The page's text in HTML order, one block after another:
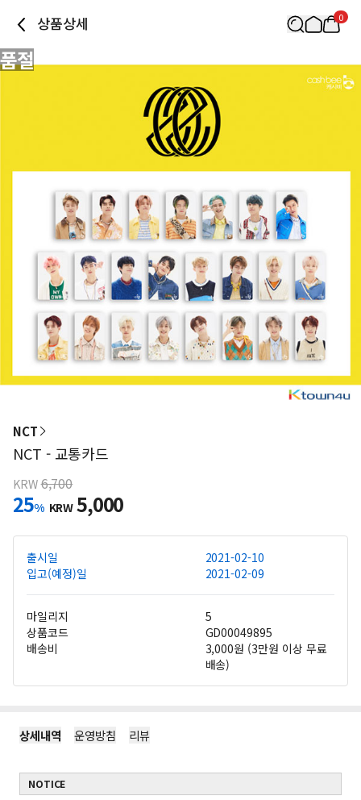
상품상세 0
품절
NCT
NCT - 교통카드
KRW 6,700
25% KRW 5,000
출시일
2021-02-10
입고(예정)일
2021-02-09
마일리지
5
상품코드
GD00049895
배송비
3,000원 (3만원 이상 무료
배송)
상세내역 운영방침 리뷰
NOTICE